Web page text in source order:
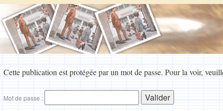
Cette publication est protégée par un mot de passe. Pour la voir,
Mot de passe :